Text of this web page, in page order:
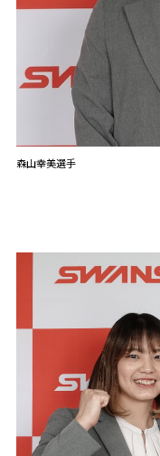
森山幸美選手